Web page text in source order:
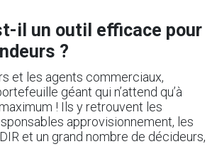
il un outil efficace pour
?
et les agents commerciaux,
géant qui n’attend qu’à
! Ils y retrouvent les
approvisionnement, les
et un grand nombre de décideurs,